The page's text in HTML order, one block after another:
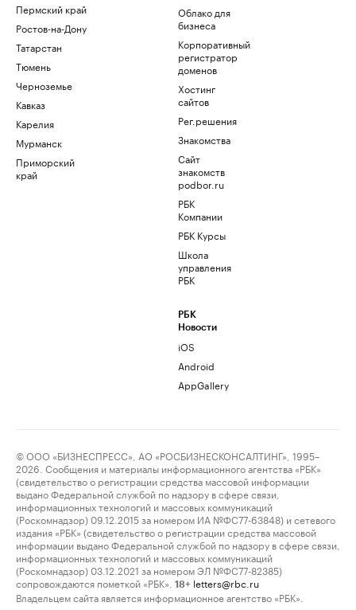
Пермский край
Ростов-на-Дону
Татарстан
Тюмень
Черноземье
Кавказ
Карелия
Мурманск
Приморский
край
Облако для
бизнеса
Корпоративный
регистратор
доменов
Хостинг
сайтов
Рег.решения
Знакомства
Сайт
знакомств
podbor.ru
РБК
Компании
РБК Курсы
Школа
управления
РБК
РБК
Новости
iOS
Android
AppGallery
© ООО «БИЗНЕСПРЕСС», АО «РОСБИЗНЕСКОНСАЛТИНГ», 1995–
2026. Сообщения и материалы информационного агентства «РБК»
(свидетельство о регистрации средства массовой информации
выдано Федеральной службой по надзору в сфере связи,
информационных технологий и массовых коммуникаций
(Роскомнадзор) 09.12.2015 за номером ИА №ФС77-63848) и сетевого
издания «РБК» (свидетельство о регистрации средства массовой
информации выдано Федеральной службой по надзору в сфере связи,
информационных технологий и массовых коммуникаций
(Роскомнадзор) 03.12.2021 за номером ЭЛ №ФС77-82385)
сопровождаются пометкой «РБК».
18+ letters@rbc.ru
Владельцем сайта является информационное агентство «РБК».